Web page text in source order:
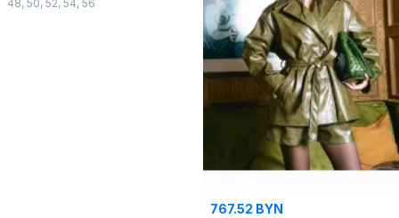
48, 50, 52, 54, 56
767.52 BYN